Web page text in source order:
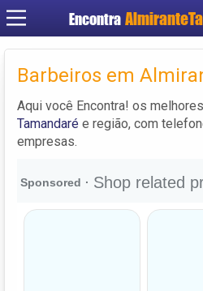
Encontra
Criar
Barbeiros em
Aqui você Encontra! os melhores
Tamandaré e região, com
empresas.